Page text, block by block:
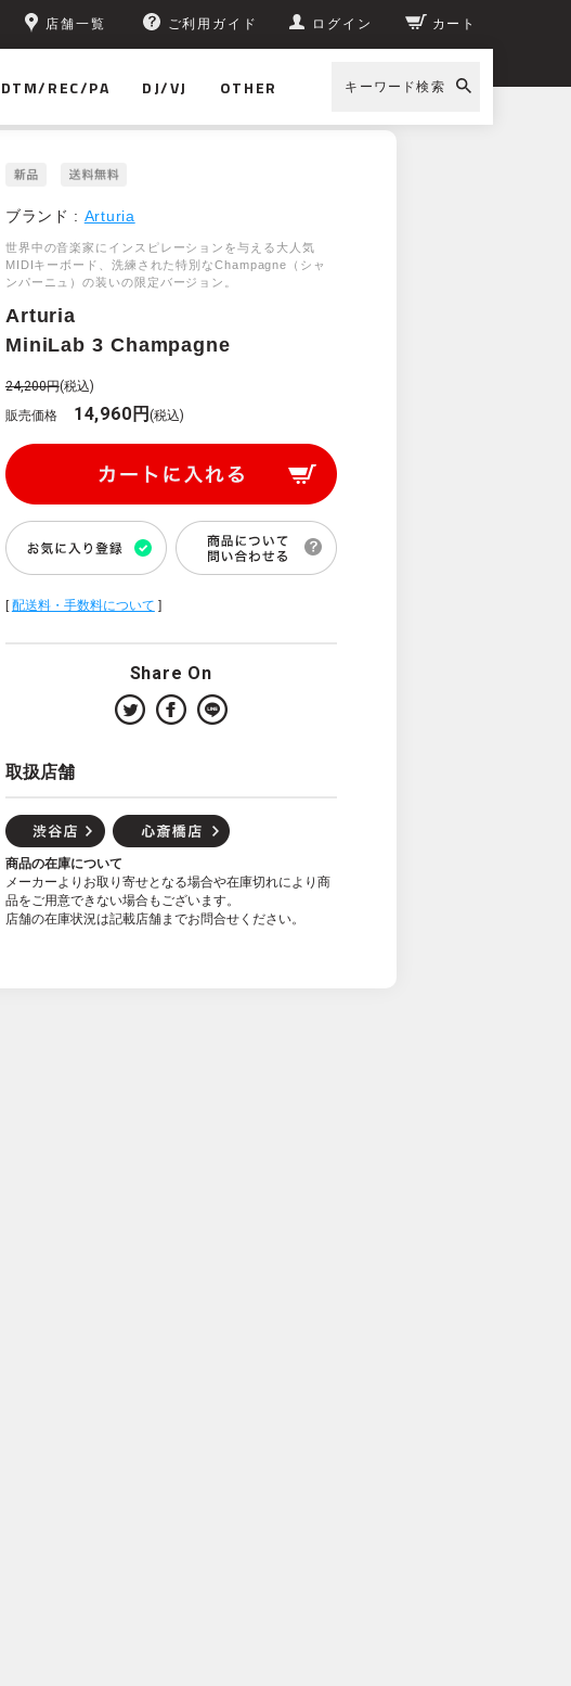
店舗一覧 ご利用ガイド ログイン カート
DTM/REC/PA DJ/VJ OTHER キーワード検索
ブランド : Arturia
世界中の音楽家にインスピレーションを与える大人気
MIDIキーボード、洗練された特別なChampagne（シャ
ンパーニュ）の装いの限定バージョン。
Arturia
MiniLab 3 Champagne
24,200円(税込)
販売価格
14,960円(税込)
[配送料・手数料について ]
Share On
取扱店舗
商品の在庫について
メーカーよりお取り寄せとなる場合や在庫切れにより商
品をご用意できない場合もございます。
店舗の在庫状況は記載店舗までお問合せください。